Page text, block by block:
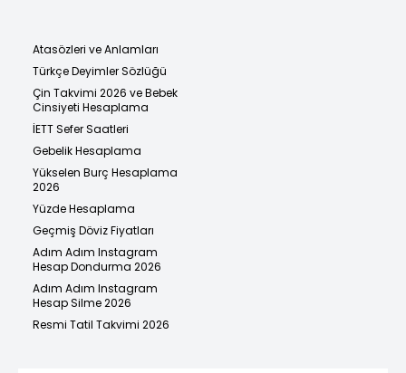
Atasözleri ve Anlamları
Türkçe Deyimler Sözlüğü
Çin Takvimi 2026 ve Bebek
Cinsiyeti Hesaplama
İETT Sefer Saatleri
Gebelik Hesaplama
Yükselen Burç Hesaplama
2026
Yüzde Hesaplama
Geçmiş Döviz Fiyatları
Adım Adım Instagram
Hesap Dondurma 2026
Adım Adım Instagram
Hesap Silme 2026
Resmi Tatil Takvimi 2026